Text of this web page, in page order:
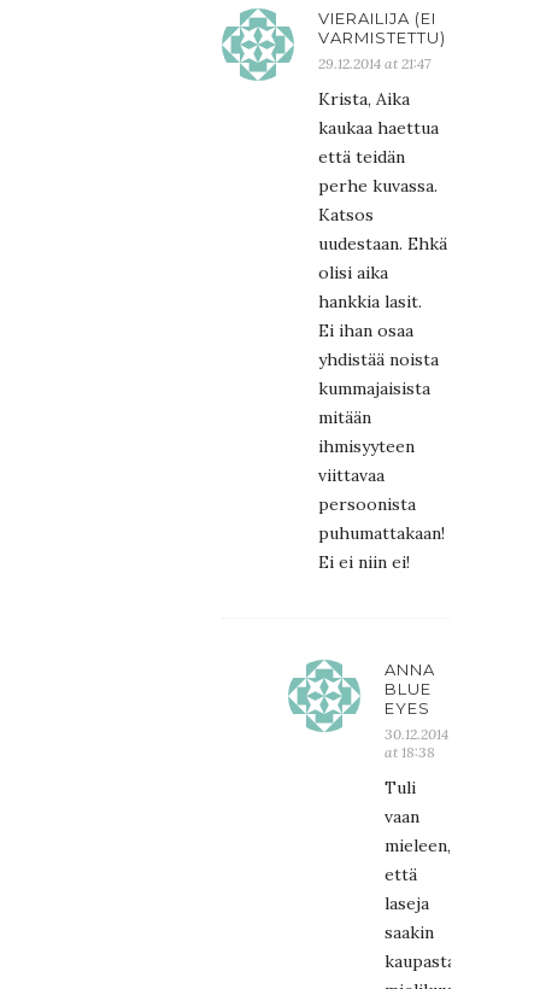
VIERAILIJA (EI
VARMISTETTU)
29.12.2014 at 21:47
Krista, Aika
kaukaa haettua
että teidän
perhe kuvassa.
Katsos
uudestaan. Ehkä
olisi aika
hankkia lasit.
Ei ihan osaa
yhdistää noista
kummajaisista
mitään
ihmisyyteen
viittavaa
persoonista
puhumattakaan!
Ei ei niin ei!
ANNA
BLUE
EYES
30.12.2014
at 18:38
Tuli
vaan
mieleen,
että
laseja
saakin
kaupasta,